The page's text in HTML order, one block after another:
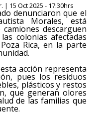
15 Oct 2025 - 17:30hrs
denunciaron que el
Morales, está
descarguen
colonias afectadas
Rica, en la parte
acción representa
pues los residuos
plásticos y restos
que generan olores
de las familias que